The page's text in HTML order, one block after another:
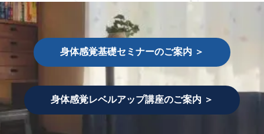
弊社の個⼈情報の取扱に関するお問い合せは下記までご
連絡ください。
株式会社マインドクリエイト
スタジオamo
〒160-0023 新宿区⻄新宿6-16-7
TEL： 03-6811-2545
身体感覚基礎セミナーのご案内 ＞
身体感覚レベルアップ講座のご案内 ＞